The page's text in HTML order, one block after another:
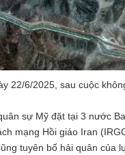
22/6/2025, sau cuộc
sự Mỹ đặt tại 3 nước
mạng Hồi giáo Iran
tuyên bố hải quân của